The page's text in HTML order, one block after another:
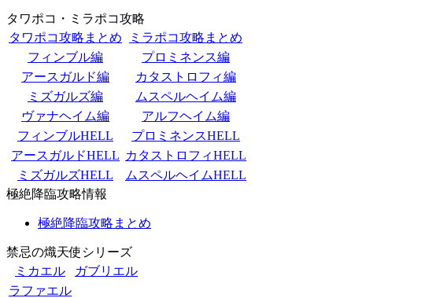
タワポコ・ミラポコ攻略
タワポコ攻略まとめ
ミラポコ攻略まとめ
フィンブル編
プロミネンス編
アースガルド編
カタストロフィ編
ミズガルズ編
ムスペルヘイム編
ヴァナヘイム編
アルフヘイム編
フィンブルHELL
プロミネンスHELL
アースガルドHELL カタストロフィHELL
ミズガルズHELL
ムスペルヘイムHELL
極絶降臨攻略情報
極絶降臨攻略まとめ
禁忌の熾天使シリーズ
ミカエル
ガブリエル
ラファエル